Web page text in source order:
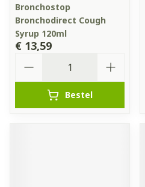
Bronchostop
Bronchodirect Cough
Syrup 120ml
€ 13,59
Bestel